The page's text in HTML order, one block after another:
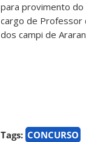
para provimento do
cargo de Professor
dos campi de
Tags: CONCURSO